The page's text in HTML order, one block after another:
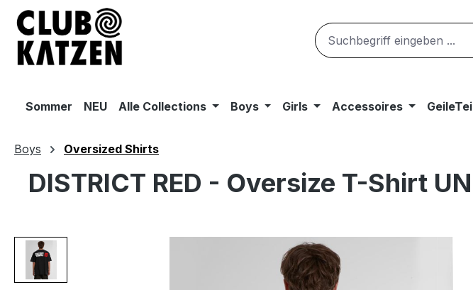
Hauptinhalt springen
Zur Suche springen
Zur Hauptnavigation springen
Sommer NEU Alle Collections Boys Girls Accessoires
Boys Oversized Shirts
DISTRICT RED - Oversize T-Shirt
Bildergalerie überspringen